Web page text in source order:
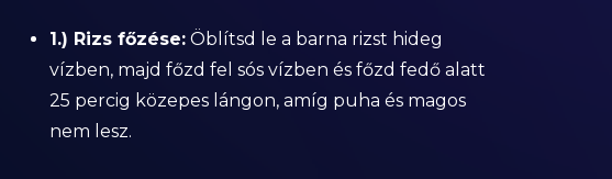
1.) Rizs főzése: Öblítsd le a barna rizst hideg
vízben, majd főzd fel sós vízben és főzd fedő alatt
25 percig közepes lángon, amíg puha és magos
nem lesz.